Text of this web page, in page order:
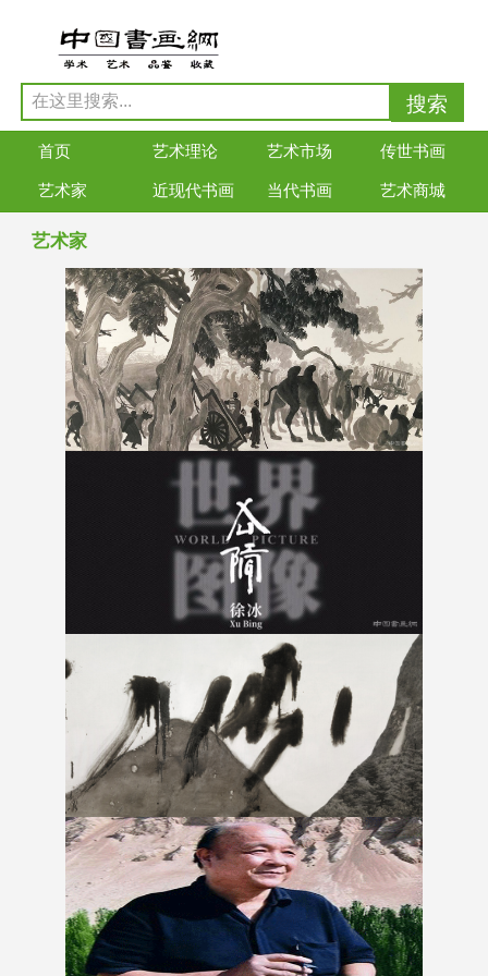
首页 艺术理论 艺术市场 传世书画
艺术家 近现代书画 当代书画 艺术商城
艺术家